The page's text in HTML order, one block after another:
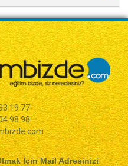
19 77
98 98
İçin Mail Adresinizi